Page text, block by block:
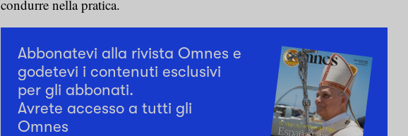
condurre nella pratica.
Abbonatevi alla rivista Omnes e
godetevi i contenuti esclusivi
per gli abbonati.
Avrete accesso a tutti gli
Omnes